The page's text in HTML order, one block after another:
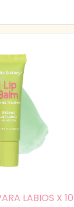
LABIOS X 10